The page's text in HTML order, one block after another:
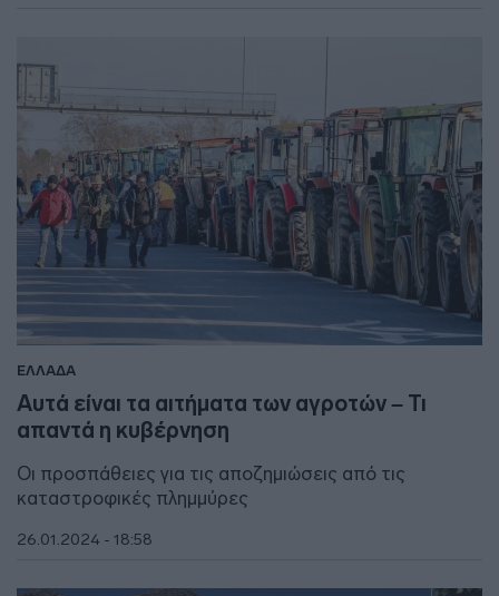
ΕΛΛΑΔΑ
Αυτά είναι τα αιτήματα των αγροτών – Τι
απαντά η κυβέρνηση
Οι προσπάθειες για τις αποζημιώσεις από τις
καταστροφικές πλημμύρες
26.01.2024 - 18:58